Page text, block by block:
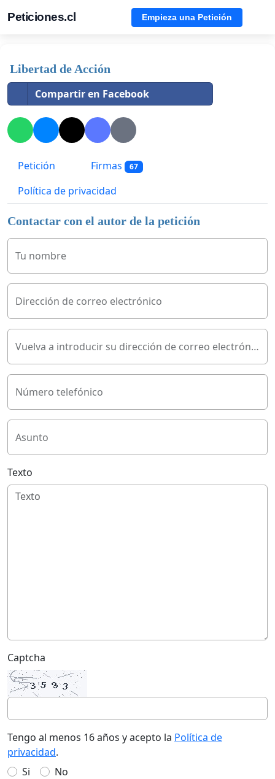
Peticiones.cl Empieza una Petición
Libertad de Acción
Compartir en Facebook
Petición Firmas 67
Política de privacidad
Contactar con el autor de la petición
Tu nombre
Dirección de correo electrónico
Vuelva a introducir su dirección de correo electrónico
Número telefónico
Asunto
Texto
Captcha
Tengo al menos 16 años y acepto la Política de
privacidad.
Si
No